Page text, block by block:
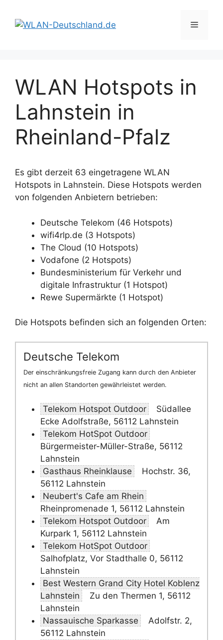
Inhalt
springen
Menü
WLAN Hotspots in
Lahnstein in
Rheinland-Pfalz
Es gibt derzeit 63 eingetragene WLAN
Hotspots in Lahnstein. Diese Hotspots werden
von folgenden Anbietern betrieben:
Deutsche Telekom (46 Hotspots)
wifi4rlp.de (3 Hotspots)
The Cloud (10 Hotspots)
Vodafone (2 Hotspots)
Bundesministerium für Verkehr und
digitale Infrastruktur (1 Hotspot)
Rewe Supermärkte (1 Hotspot)
Die Hotspots befinden sich an folgenden Orten:
Deutsche Telekom
Der einschränkungsfreie Zugang kann durch den Anbieter
nicht an allen Standorten gewährleistet werden.
Telekom Hotspot Outdoor
Südallee
Ecke Adolfstraße, 56112 Lahnstein
Telekom HotSpot Outdoor
Bürgermeister-Müller-Straße, 56112
Lahnstein
Gasthaus Rheinklause
Hochstr. 36,
56112 Lahnstein
Neubert's Cafe am Rhein
Rheinpromenade 1, 56112 Lahnstein
Telekom Hotspot Outdoor
Am
Kurpark 1, 56112 Lahnstein
Telekom HotSpot Outdoor
Salhofplatz, Vor Stadthalle 0, 56112
Lahnstein
Best Western Grand City Hotel Koblenz
Lahnstein
Zu den Thermen 1, 56112
Lahnstein
Nassauische Sparkasse
Adolfstr. 2,
56112 Lahnstein